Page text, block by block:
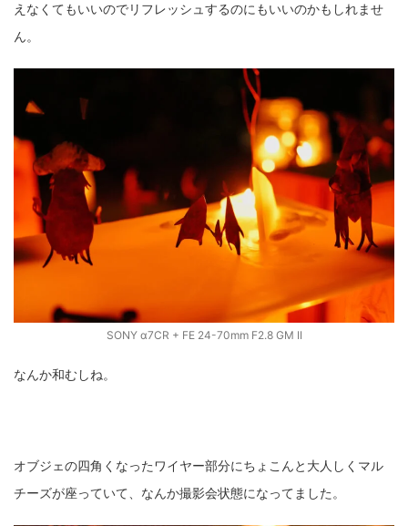
えなくてもいいのでリフレッシュするのにもいいのかもしれませ
ん。
SONY α7CR + FE 24-70mm F2.8 GM II
なんか和むしね。
オブジェの四角くなったワイヤー部分にちょこんと大人しくマル
チーズが座っていて、なんか撮影会状態になってました。